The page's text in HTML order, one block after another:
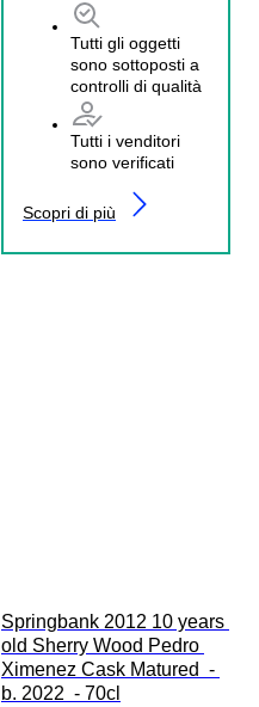
Tutti gli oggetti
sono sottoposti a
controlli di qualità
Tutti i venditori
sono verificati
Scopri di più
Springbank 2012 10 years
old Sherry Wood Pedro
Ximenez Cask Matured  -
b. 2022  - 70cl